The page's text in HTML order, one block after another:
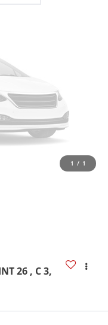
1 / 1
26 , C 3,